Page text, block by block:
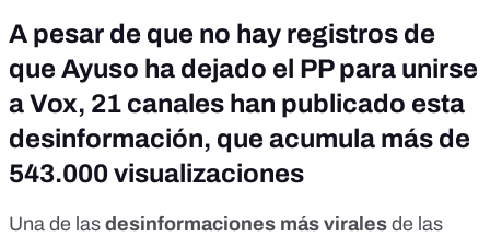
A pesar de que no hay registros de
que Ayuso ha dejado el PP para unirse
a Vox, 21 canales han publicado esta
desinformación, que acumula más de
543.000 visualizaciones
Una de las desinformaciones más virales de las